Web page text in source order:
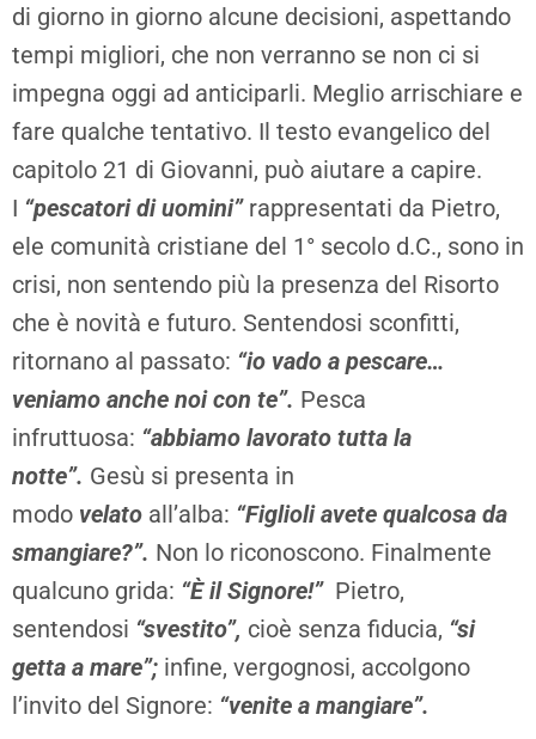
di giorno in giorno alcune decisioni, aspettando
tempi migliori, che non verranno se non ci si
impegna oggi ad anticiparli. Meglio arrischiare e
fare qualche tentativo. Il testo evangelico del
capitolo 21 di Giovanni, può aiutare a capire.
I “pescatori di uomini” rappresentati da Pietro,
ele comunità cristiane del 1° secolo d.C., sono in
crisi, non sentendo più la presenza del Risorto
che è novità e futuro. Sentendosi sconfitti,
ritornano al passato: “io vado a pescare…
veniamo anche noi con te”. Pesca
infruttuosa: “abbiamo lavorato tutta la
notte”. Gesù si presenta in
modo velato all’alba: “Figlioli avete qualcosa da
smangiare?”. Non lo riconoscono. Finalmente
qualcuno grida: “È il Signore!”Pietro,
sentendosi “svestito”, cioè senza fiducia, “si
getta a mare”; infine, vergognosi, accolgono
l’invito del Signore: “venite a mangiare”.